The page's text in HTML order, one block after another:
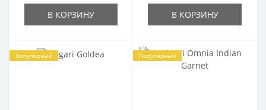
В КОРЗИНУ В КОРЗИНУ
Популярный Популярный